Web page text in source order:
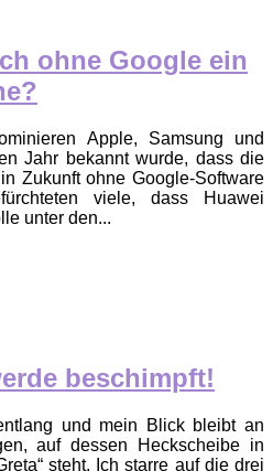
ohne Google ein
Apple, Samsung und
Jahr bekannt wurde, dass die
Zukunft ohne Google-Software
viele, dass Huawei
unter den...
beschimpft!
und mein Blick bleibt an
auf dessen Heckscheibe in
steht. Ich starre auf die drei